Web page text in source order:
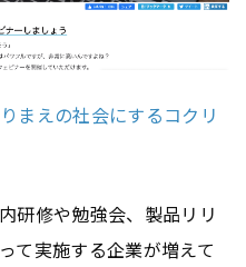
まえの社会にするコクリ
研修や勉強会、製品リリ
て実施する企業が増えて